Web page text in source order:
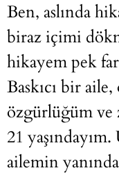
Ben, aslında
biraz içimi
hikayem pek
Baskıcı bir
özgürlüğüm
21
ailemin